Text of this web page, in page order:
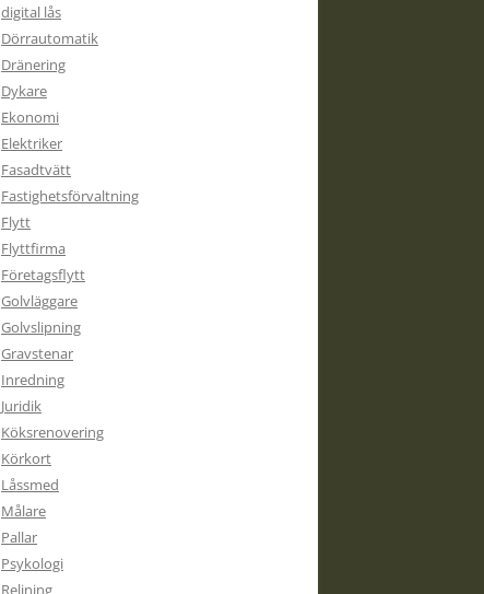
digital lås
Dörrautomatik
Dränering
Dykare
Ekonomi
Elektriker
Fasadtvätt
Fastighetsförvaltning
Flytt
Flyttfirma
Företagsflytt
Golvläggare
Golvslipning
Gravstenar
Inredning
Juridik
Köksrenovering
Körkort
Låssmed
Målare
Pallar
Psykologi
Relining